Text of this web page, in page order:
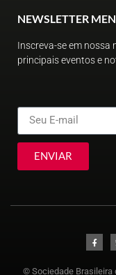
NEWSLETTER
Inscreva-se em nossa
principais eventos e
ENVIAR
© Sociedade Brasileira